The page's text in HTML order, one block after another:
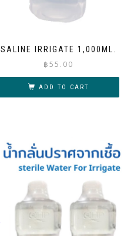
SALINE IRRIGATE 1,000ML.
฿55.00
ADD TO CART